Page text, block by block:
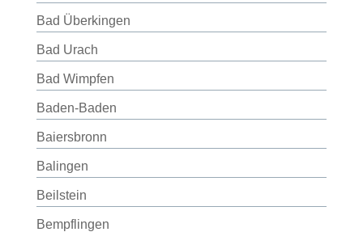
Bad Überkingen
Bad Urach
Bad Wimpfen
Baden-Baden
Baiersbronn
Balingen
Beilstein
Bempflingen